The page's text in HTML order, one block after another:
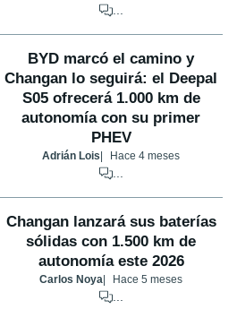
...
BYD marcó el camino y
Changan lo seguirá: el Deepal
S05 ofrecerá 1.000 km de
autonomía con su primer
PHEV
Adrián Lois Hace 4 meses
...
Changan lanzará sus baterías
sólidas con 1.500 km de
autonomía este 2026
Carlos Noya Hace 5 meses
...